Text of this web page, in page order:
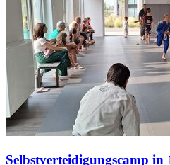
Selbstverteidigungscamp in